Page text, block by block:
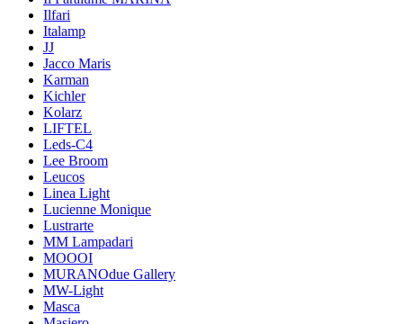
Ilfari
Italamp
JJ
Jacco Maris
Karman
Kichler
Kolarz
LIFTEL
Leds-C4
Lee Broom
Leucos
Linea Light
Lucienne Monique
Lustrarte
MM Lampadari
MOOOI
MURANOdue Gallery
MW-Light
Masca